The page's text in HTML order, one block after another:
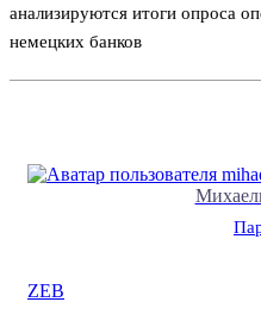
анализируются итоги опроса
немецких банков
ZEB